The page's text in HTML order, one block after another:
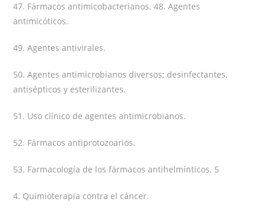
47. Fármacos antimicobacterianos. 48. Agentes
antimicóticos.
49. Agentes antivirales.
50. Agentes antimicrobianos diversos; desinfectantes,
antisépticos y esterilizantes.
51. Uso clínico de agentes antimicrobianos.
52. Fármacos antiprotozoarios.
53. Farmacología de los fármacos antihelmínticos. 5
4. Quimioterapia contra el cáncer.